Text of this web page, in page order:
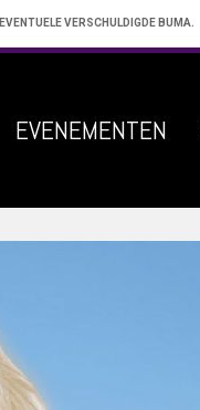
VERSCHULDIGDE BUMA.
EVENEMENTEN